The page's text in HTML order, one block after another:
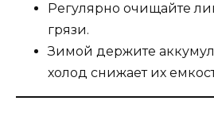
Регулярно очищайте
грязи.
Зимой держите
холод снижает их